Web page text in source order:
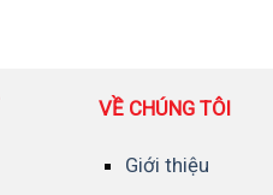
VỀ CHÚNG TÔI
Giới thiệu